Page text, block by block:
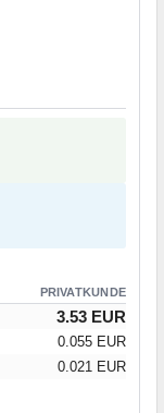
PRIVATKUNDE
3.53 EUR
0.055 EUR
0.021 EUR